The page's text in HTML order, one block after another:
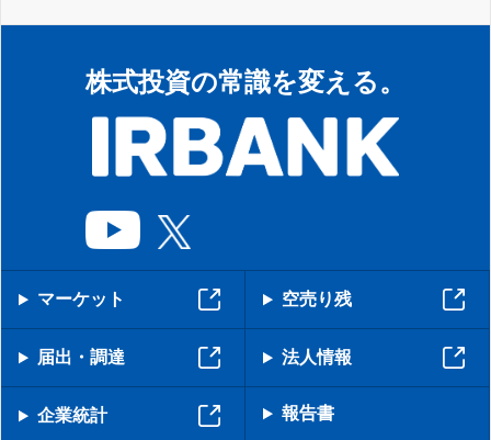
株式投資の常識を変える。
マーケット 空売り残
届出・調達 法人情報
企業統計 報告書